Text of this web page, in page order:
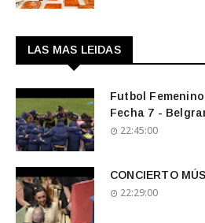
LAS MAS LEIDAS
Futbol
Fecha 7 -
22:45:00
CONCIERTO
22:29:00